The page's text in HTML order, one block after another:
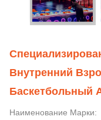
Внутренний
Баскетбольный
Наименование Марки: